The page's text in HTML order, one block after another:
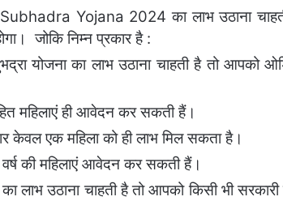
Yojana 2024 का लाभ उठाना
जोकि निम्न प्रकार है :
योजना का लाभ उठाना चाहती है तो आपको
महिलाएं ही आवेदन कर सकती हैं।
केवल एक महिला को ही लाभ मिल सकता है।
की महिलाएं आवेदन कर सकती हैं।
लाभ उठाना चाहती है तो आपको किसी भी सरकारी